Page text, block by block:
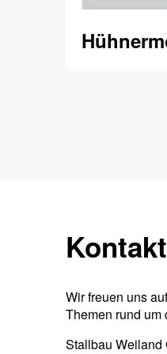
Kontakt
Wir freuen uns
Themen rund
Stallbau Weiland